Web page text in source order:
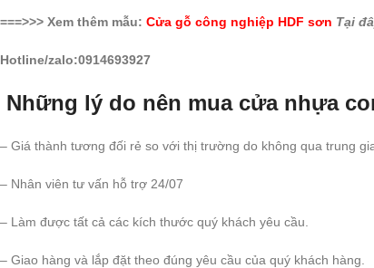
===>>> Xem thêm mẫu: Cửa gỗ công nghiệp HDF sơn Tại
Hotline/zalo:0914693927
Những lý do nên mua cửa nhựa
– Giá thành tương đối rẻ so với thị trường do không qua trung
– Nhân viên tư vấn hỗ trợ 24/07
– Làm được tất cả các kích thước quý khách yêu cầu.
– Giao hàng và lắp đặt theo đúng yêu cầu của quý khách hàng.